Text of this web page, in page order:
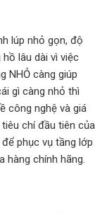
lúp nhỏ gọn, độ
lâu dài vì việc
NHỎ càng giúp
gì càng nhỏ thì
công nghệ và giá
chí đầu tiên của
phục vụ tầng lớp
hàng chính hãng.